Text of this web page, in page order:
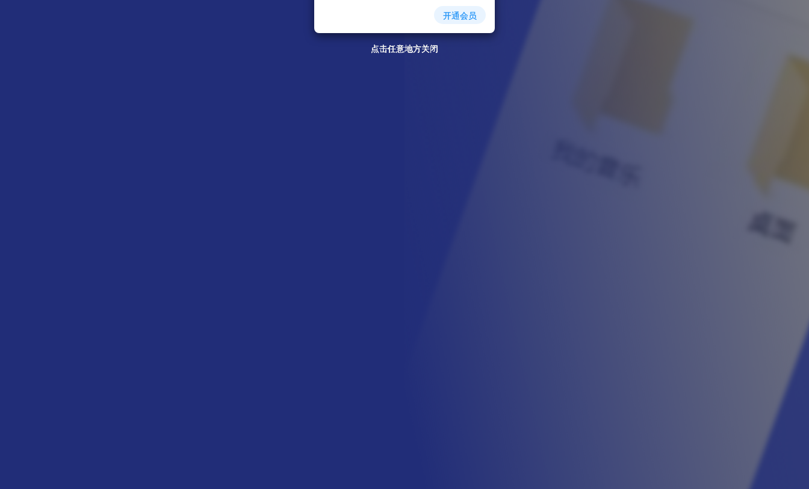
点击任意地方关闭
点击任意地方关闭
点击任意地方关闭
点击任意地方关闭
开通会员